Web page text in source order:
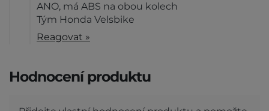
ANO, má ABS na obou kolech
Tým Honda Velsbike
Reagovat »
Hodnocení produktu